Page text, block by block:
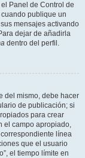
Panel de Control de
cuando publique un
mensajes activando
dejar de añadirla
dentro del perfil.
del mismo, debe hacer
de publicación; si
para crear
el campo apropiado,
línea
que el usuario
el tiempo límite en